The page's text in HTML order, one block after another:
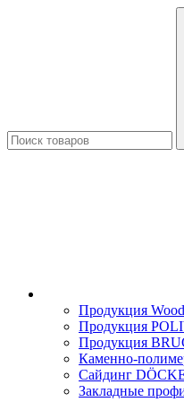
Продукция
Продукция
Продукция
Каменно-
Сайдинг
Закладные